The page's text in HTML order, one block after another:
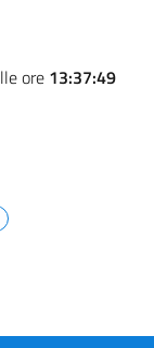
ore 13:37:49